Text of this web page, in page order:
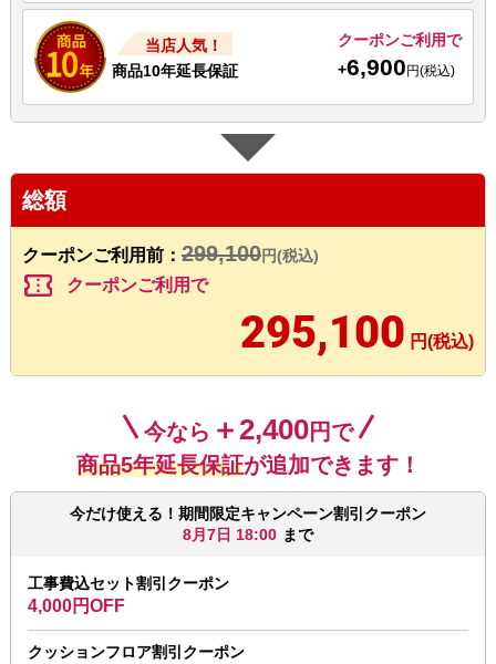
当店人気！
商品10年延長保証
クーポンご利用で
+6,900 円(税込)
総額
クーポンご利用前： 299,100円(税込)
confirmation_number クーポンご利用で
295,100 円(税込)
今なら ＋2,400円で
商品5年延長保証が追加できます！
今だけ使える！期間限定キャンペーン割引クーポン
8月7日 18:00 まで
工事費込セット割引クーポン
4,000円OFF
クッションフロア割引クーポン